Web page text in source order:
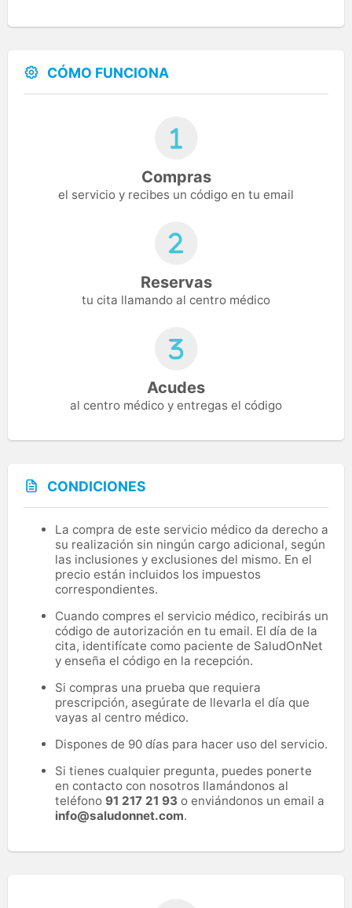
CÓMO FUNCIONA
Compras
el servicio y recibes un código en tu email
Reservas
tu cita llamando al centro médico
Acudes
al centro médico y entregas el código
CONDICIONES
La compra de este servicio médico da derecho a
su realización sin ningún cargo adicional, según
las inclusiones y exclusiones del mismo. En el
precio están incluidos los impuestos
correspondientes.
Cuando compres el servicio médico, recibirás un
código de autorización en tu email. El día de la
cita, identifícate como paciente de SaludOnNet
y enseña el código en la recepción.
Si compras una prueba que requiera
prescripción, asegúrate de llevarla el día que
vayas al centro médico.
Dispones de 90 días para hacer uso del servicio.
Si tienes cualquier pregunta, puedes ponerte
en contacto con nosotros llamándonos al
teléfono 91 217 21 93 o enviándonos un email a
info@saludonnet.com.